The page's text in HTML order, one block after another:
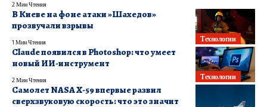
2 Мин Чтения
Технологии
В Киеве на фоне атаки »Шахедов»
прозвучали взрывы
1 Мин Чтения
Технологии
Claude появился в Photoshop: что умеет
новый ИИ-инструмент
2 Мин Чтения
Самолет NASA X-59 впервые развил
сверхзвуковую скорость: что это значит